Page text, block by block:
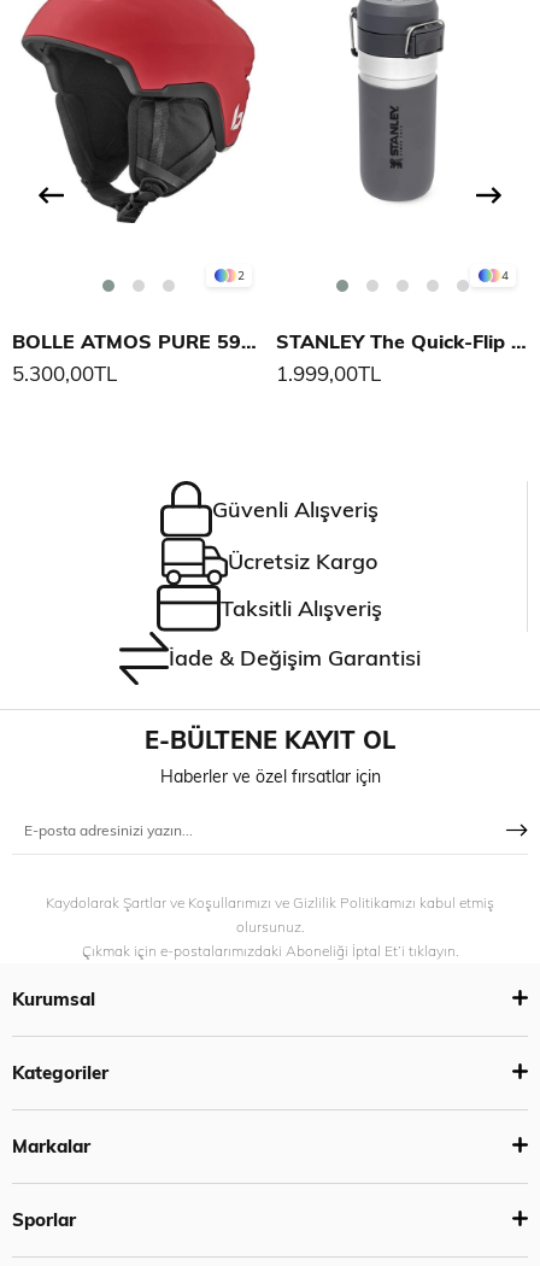
2
BOLLE ATMOS PURE 59-62 cm (L) UNISEX KASK
5.300,00TL
4
STANLEY The Quick-Flip Water Bottle .47L / 16oz
1.999,00TL
Güvenli Alışveriş
Ücretsiz Kargo
Taksitli Alışveriş
İade & Değişim Garantisi
E-BÜLTENE KAYIT OL
Haberler ve özel fırsatlar için
Kaydolarak Şartlar ve Koşullarımızı ve Gizlilik Politikamızı kabul etmiş
olursunuz.
Çıkmak için e-postalarımızdaki Aboneliği İptal Et’i tıklayın.
Kurumsal
Kategoriler
Markalar
Sporlar